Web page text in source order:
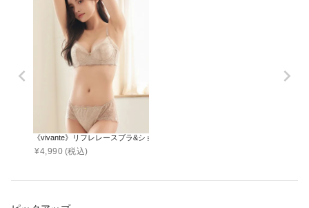
《vivante》リフレレースブラ&ショーツ
¥4,990 (税込)